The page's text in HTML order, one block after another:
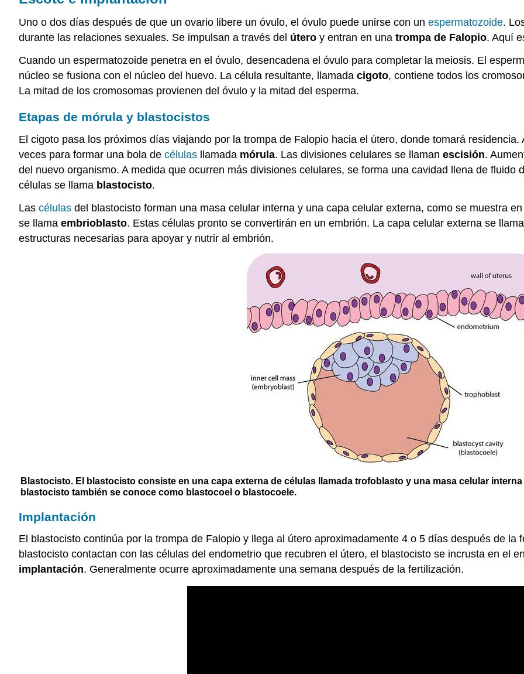
Uno o dos días después de que un ovario libere un óvulo, el óvulo puede unirse con un espermatozoide.
durante las relaciones sexuales. Se impulsan a través del útero y entran en una trompa de Falopio. Aquí
Cuando un espermatozoide penetra en el óvulo, desencadena el óvulo para completar la meiosis. El
núcleo se fusiona con el núcleo del huevo. La célula resultante, llamada cigoto, contiene todos los
La mitad de los cromosomas provienen del óvulo y la mitad del esperma.
Etapas de mórula y blastocistos
El cigoto pasa los próximos días viajando por la trompa de Falopio hacia el útero, donde tomará
veces para formar una bola de células llamada mórula. Las divisiones celulares se llaman escisión.
del nuevo organismo. A medida que ocurren más divisiones celulares, se forma una cavidad llena de
células se llama blastocisto.
Las células del blastocisto forman una masa celular interna y una capa celular externa, como se muestra en
se llama embrioblasto. Estas células pronto se convertirán en un embrión. La capa celular externa se llama
estructuras necesarias para apoyar y nutrir al embrión.
Blastocisto. El blastocisto consiste en una capa externa de células llamada trofoblasto y una masa celular
blastocisto también se conoce como blastocoel o blastocoele.
Implantación
El blastocisto continúa por la trompa de Falopio y llega al útero aproximadamente 4 o 5 días después de la
blastocisto contactan con las células del endometrio que recubren el útero, el blastocisto se incrusta en el
implantación. Generalmente ocurre aproximadamente una semana después de la fertilización.